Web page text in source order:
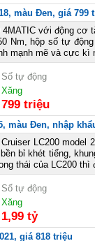
màu Đen, giá 799
4MATIC với động cơ
Nm, hộp số tự
mạnh mẽ và cực kì
Số tự động
Xăng
799 triệu
màu Đen, nhập
Cruiser LC200
bỉ khét tiếng,
thái của LC200
Số tự động
Xăng
1,99 tỷ
giá 818 triệu